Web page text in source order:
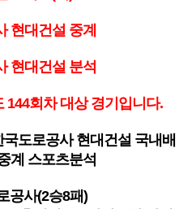
현대건설 중계
현대건설 분석
144회차 대상 경기입니다.
공사(2승8패)